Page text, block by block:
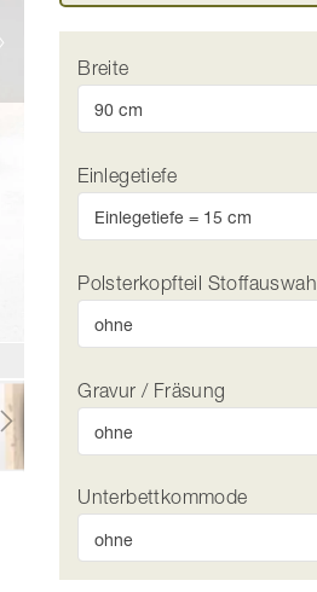
Breite
Einlegetiefe
Polsterkopfteil
Gravur / Fräsung
Unterbettkommode